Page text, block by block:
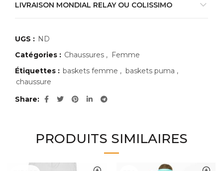
LIVRAISON MONDIAL RELAY OU COLISSIMO
UGS : ND
Catégories : Chaussures ,
Femme
Étiquettes : baskets femme , baskets puma ,
chaussure
Share
PRODUITS SIMILAIRES